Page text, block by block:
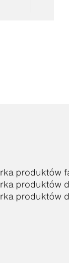
produktów
produktów
produktów